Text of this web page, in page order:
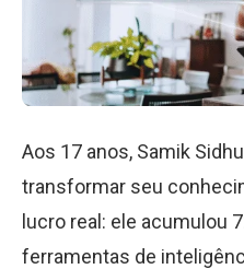
Aos 17 anos, Samik
transformar seu
lucro real: ele acumulou
ferramentas de